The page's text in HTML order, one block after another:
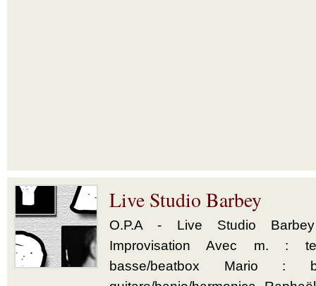
Live Studio Barbey
O.P.A - Live Studio
Improvisation Avec m. :
basse/beatbox Mario :